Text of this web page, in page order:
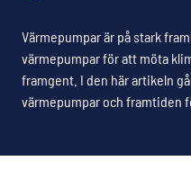
Värmepumpar är på stark
värmepumpar för att möta
framgent. I den här artikeln
värmepumpar och framtiden